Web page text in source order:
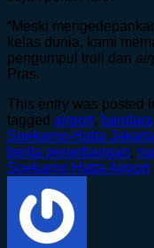
“Meski
kelas dunia, kami
pengumpul troli dan
Pras.
This entry was posted
tagged airport, bandara
Soekarno-Hatta Jakarta
berita penerbangan,
Soekarno Hatta Airport.